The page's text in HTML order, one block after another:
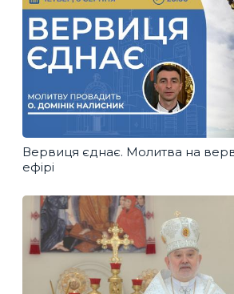
Вервиця єднає. Молитва на
ефірі